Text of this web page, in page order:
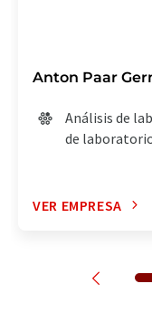
Anton Paar
Análisis de
de
VER EMPRESA